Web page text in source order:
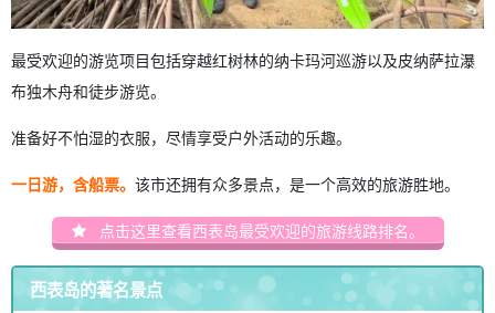
最受欢迎的游览项目包括穿越红树林的纳卡玛河巡游以及皮纳萨拉瀑
布独木舟和徒步游览。
准备好不怕湿的衣服，尽情享受户外活动的乐趣。
一日游，含船票。 该市还拥有众多景点，是一个高效的旅游胜地。
点击这里查看西表岛最受欢迎的旅游线路排名。
西表岛的著名景点